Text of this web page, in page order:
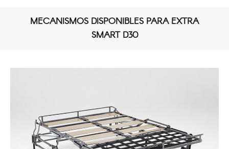
MECANISMOS DISPONIBLES PARA EXTRA
SMART D30